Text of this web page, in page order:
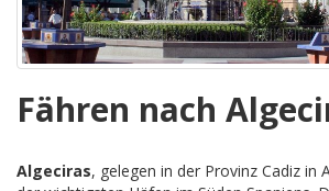
Fähren nach
Algeciras, gelegen in der Provinz Cadiz in